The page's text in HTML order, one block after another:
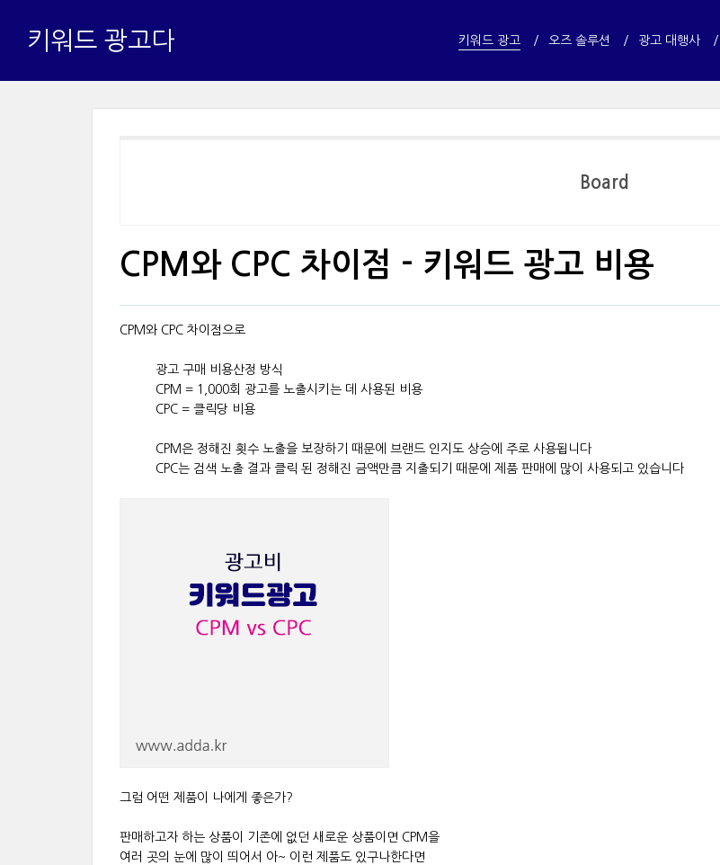
키워드 광고다 키워드 광고 오즈 솔루션 광고 대행사
Board
CPM와 CPC 차이점 - 키워드 광고 비용
CPM와 CPC 차이점으로
광고 구매 비용산정 방식
CPM = 1,000회 광고를 노출시키는 데 사용된 비용
CPC = 클릭당 비용
CPM은 정해진 횟수 노출을 보장하기 때문에 브랜드 인지도 상승에 주로 사용됩니다
CPC는 검색 노출 결과 클릭 된 정해진 금액만큼 지출되기 때문에 제품 판매에 많이 사용되고 있습니다
그럼 어떤 제품이 나에게 좋은가?
판매하고자 하는 상품이 기존에 없던 새로운 상품이면 CPM을
여러 곳의 눈에 많이 띄어서 아~ 이런 제품도 있구나한다면